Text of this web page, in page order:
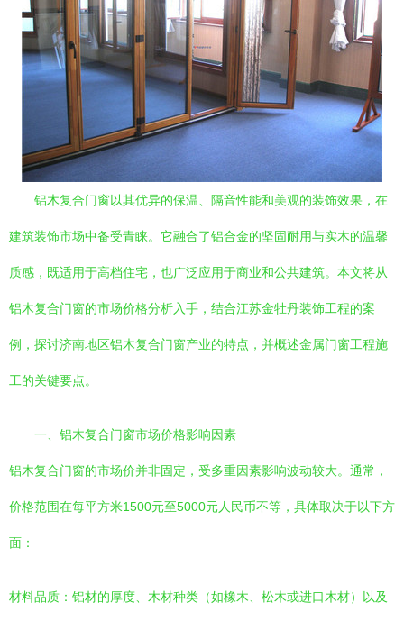
铝木复合门窗以其优异的保温、隔音性能和美观的装饰效果，在
建筑装饰市场中备受青睐。它融合了铝合金的坚固耐用与实木的温馨
质感，既适用于高档住宅，也广泛应用于商业和公共建筑。本文将从
铝木复合门窗的市场价格分析入手，结合江苏金牡丹装饰工程的案
例，探讨济南地区铝木复合门窗产业的特点，并概述金属门窗工程施
工的关键要点。
一、铝木复合门窗市场价格影响因素
铝木复合门窗的市场价并非固定，受多重因素影响波动较大。通常，
价格范围在每平方米1500元至5000元人民币不等，具体取决于以下方
面：
材料品质：铝材的厚度、木材种类（如橡木、松木或进口木材）以及